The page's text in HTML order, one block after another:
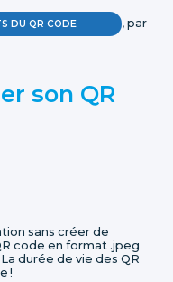
DU QR CODE
, par
son QR
sans créer de
code en format .jpeg
durée de vie des QR
!